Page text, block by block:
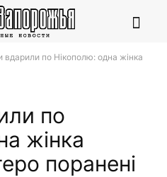
вдарили по Нікополю: одна жінка
по
жінка
поранені